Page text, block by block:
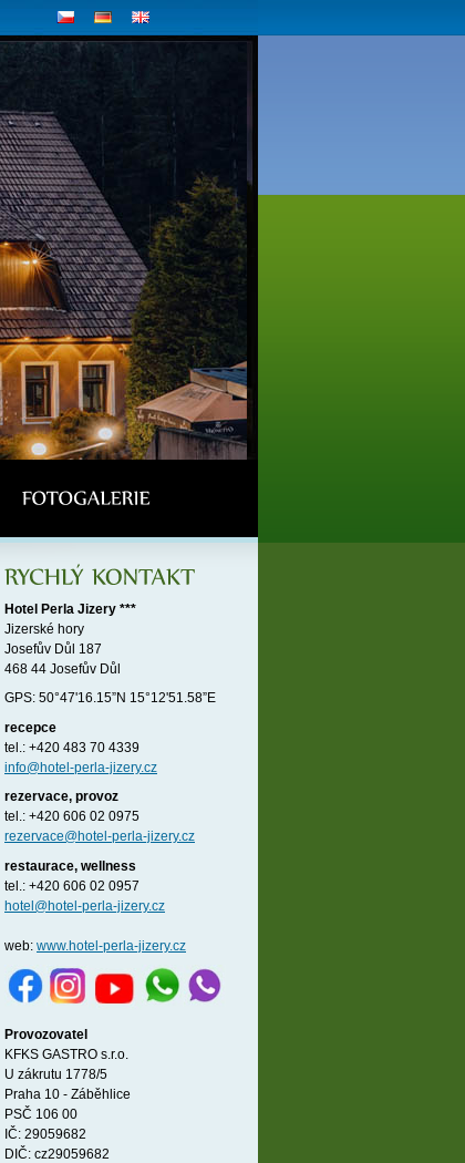
Hotel Perla Jizery ***
Jizerské hory
Josefův Důl 187
468 44 Josefův Důl
GPS: 50°47'16.15”N 15°12'51.58”E
recepce
tel.: +420 483 70 4339
info@hotel-perla-jizery.cz
rezervace, provoz
tel.: +420 606 02 0975
rezervace@hotel-perla-jizery.cz
restaurace, wellness
tel.: +420 606 02 0957
hotel@hotel-perla-jizery.cz
web: www.hotel-perla-jizery.cz
Provozovatel
KFKS GASTRO s.r.o.
U zákrutu 1778/5
Praha 10 - Záběhlice
PSČ 106 00
IČ: 29059682
DIČ: cz29059682